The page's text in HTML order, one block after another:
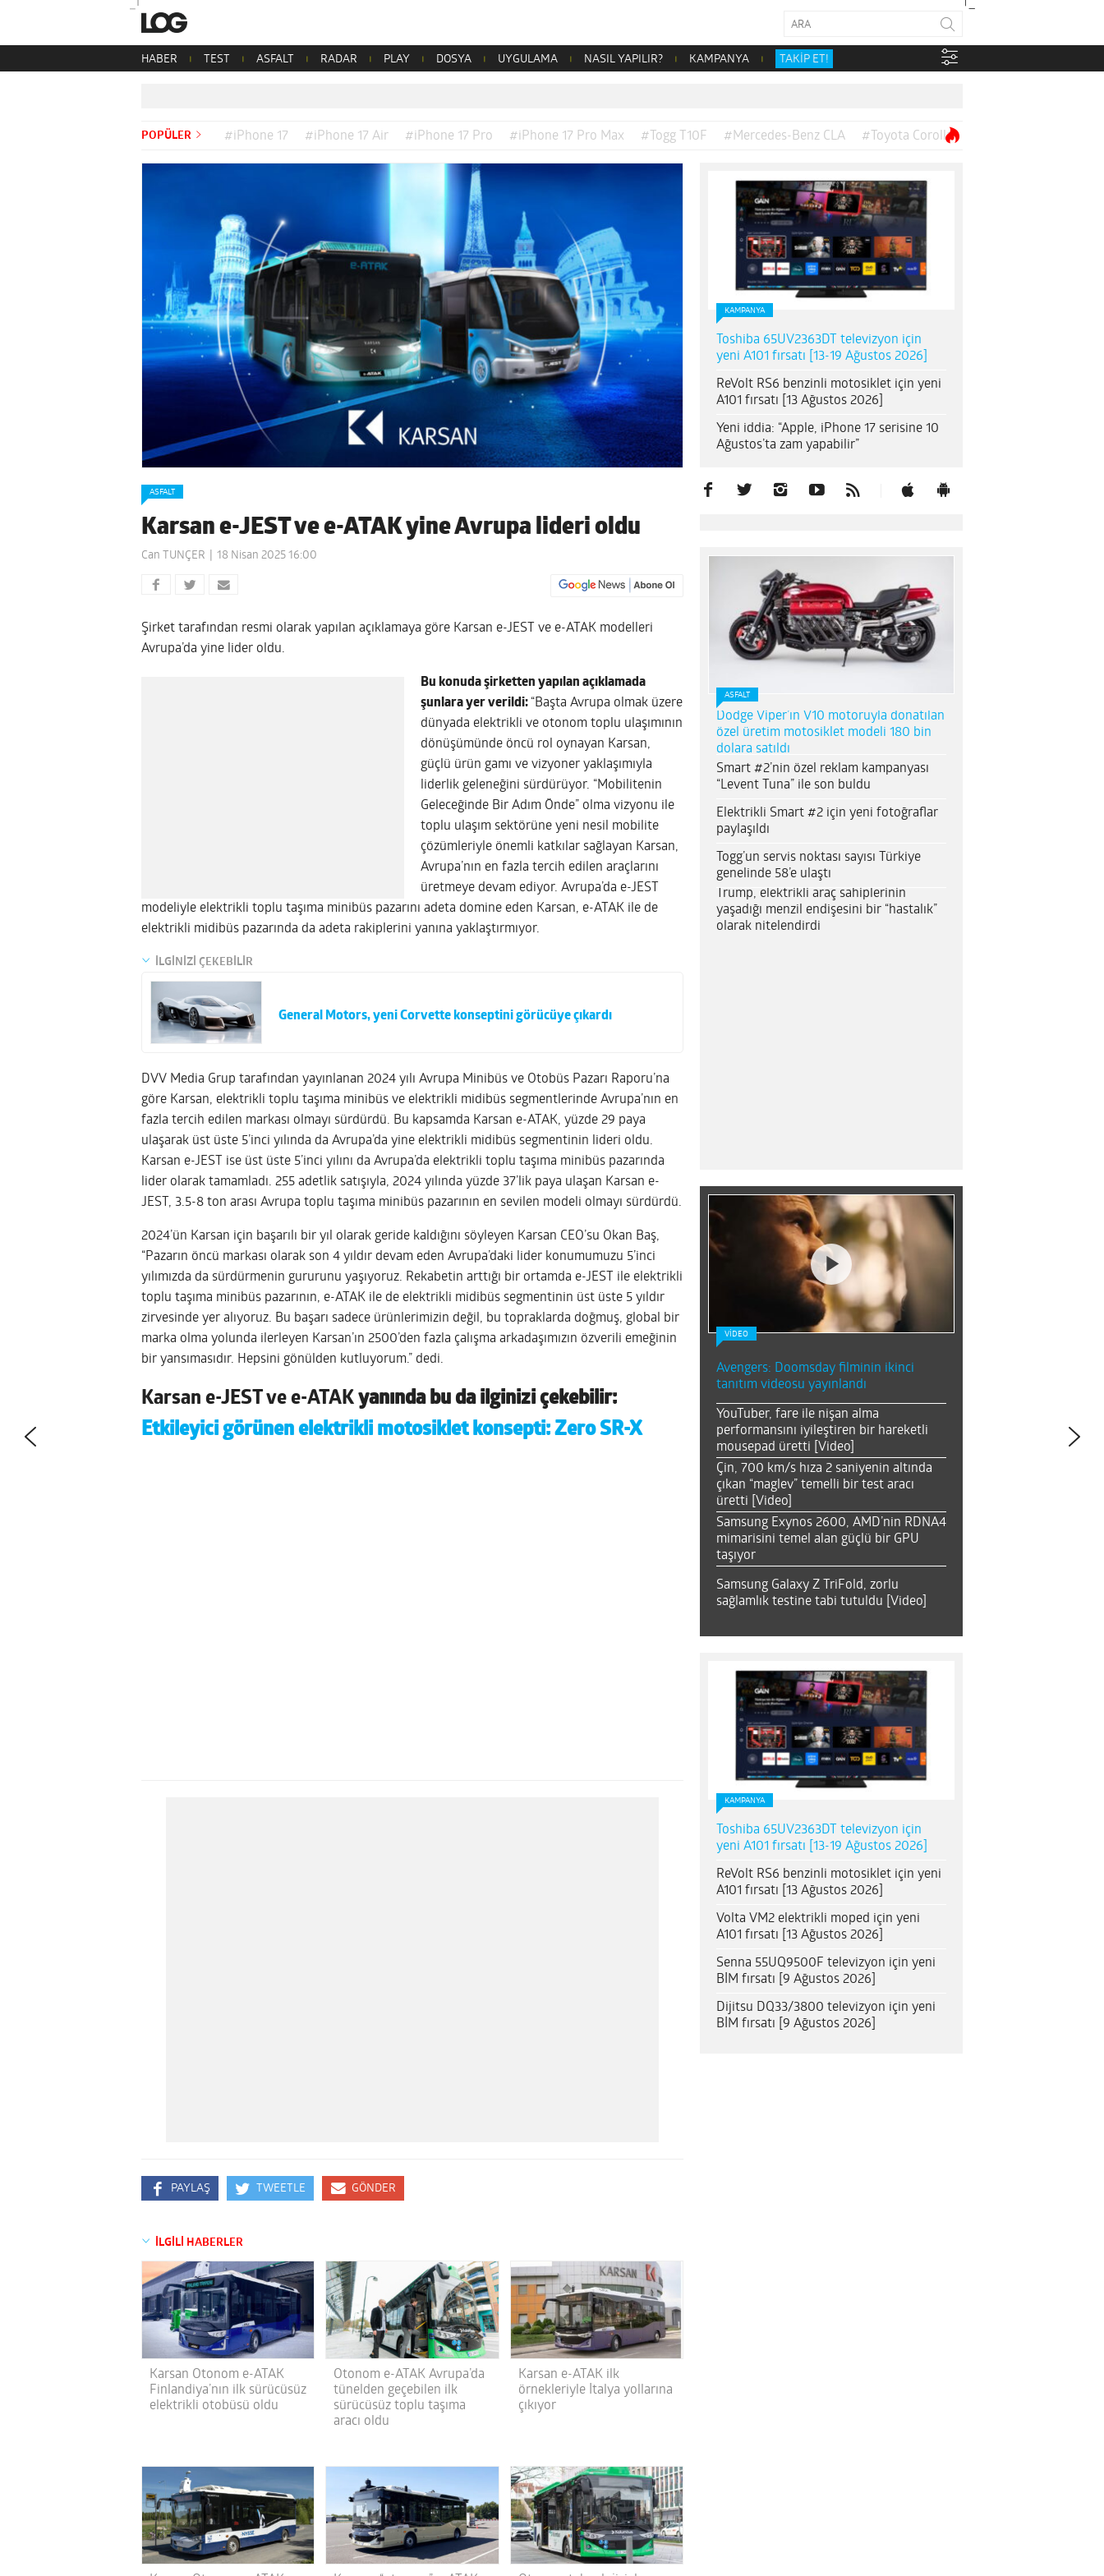
HABER TEST ASFALT RADAR PLAY DOSYA UYGULAMA NASIL YAPILIR? KAMPANYA TAKİP ET!
POPÜLER #iPhone 17 #iPhone 17 Air #iPhone 17 Pro #iPhone 17 Pro Max #Togg T10F #Mercedes-Benz CLA #Toyota Corolla
ASFALT
Karsan e-JEST ve e-ATAK yine Avrupa lideri oldu
Can TUNÇER 18 Nisan 2025 16:00
Şirket tarafından resmi olarak yapılan açıklamaya göre Karsan e-JEST ve e-ATAK modelleri
Avrupa’da yine lider oldu.
Bu konuda şirketten yapılan açıklamada
şunlara yer verildi: “Başta Avrupa olmak üzere
dünyada elektrikli ve otonom toplu ulaşımının
dönüşümünde öncü rol oynayan Karsan,
güçlü ürün gamı ve vizyoner yaklaşımıyla
liderlik geleneğini sürdürüyor. “Mobilitenin
Geleceğinde Bir Adım Önde” olma vizyonu ile
toplu ulaşım sektörüne yeni nesil mobilite
çözümleriyle önemli katkılar sağlayan Karsan,
Avrupa’nın en fazla tercih edilen araçlarını
üretmeye devam ediyor. Avrupa’da e-JEST
modeliyle elektrikli toplu taşıma minibüs pazarını adeta domine eden Karsan, e-ATAK ile de
elektrikli midibüs pazarında da adeta rakiplerini yanına yaklaştırmıyor.
İLGİNİZİ ÇEKEBİLİR
General Motors, yeni Corvette konseptini görücüye çıkardı
DVV Media Grup tarafından yayınlanan 2024 yılı Avrupa Minibüs ve Otobüs Pazarı Raporu’na
göre Karsan, elektrikli toplu taşıma minibüs ve elektrikli midibüs segmentlerinde Avrupa’nın en
fazla tercih edilen markası olmayı sürdürdü. Bu kapsamda Karsan e-ATAK, yüzde 29 paya
ulaşarak üst üste 5’inci yılında da Avrupa’da yine elektrikli midibüs segmentinin lideri oldu.
Karsan e-JEST ise üst üste 5’inci yılını da Avrupa’da elektrikli toplu taşıma minibüs pazarında
lider olarak tamamladı. 255 adetlik satışıyla, 2024 yılında yüzde 37’lik paya ulaşan Karsan e-
JEST, 3.5-8 ton arası Avrupa toplu taşıma minibüs pazarının en sevilen modeli olmayı sürdürdü.
2024’ün Karsan için başarılı bir yıl olarak geride kaldığını söyleyen Karsan CEO’su Okan Baş,
“Pazarın öncü markası olarak son 4 yıldır devam eden Avrupa’daki lider konumumuzu 5’inci
yılımızda da sürdürmenin gururunu yaşıyoruz. Rekabetin arttığı bir ortamda e-JEST ile elektrikli
toplu taşıma minibüs pazarının, e-ATAK ile de elektrikli midibüs segmentinin üst üste 5 yıldır
zirvesinde yer alıyoruz. Bu başarı sadece ürünlerimizin değil, bu topraklarda doğmuş, global bir
marka olma yolunda ilerleyen Karsan’ın 2500’den fazla çalışma arkadaşımızın özverili emeğinin
bir yansımasıdır. Hepsini gönülden kutluyorum.” dedi.
Karsan e-JEST ve e-ATAK yanında bu da ilginizi çekebilir:
Etkileyici görünen elektrikli motosiklet konsepti: Zero SR-X
PAYLAŞ TWEETLE GÖNDER
İLGİLİ HABERLER
Karsan Otonom e-ATAK
Finlandiya’nın ilk sürücüsüz
elektrikli otobüsü oldu
Otonom e-ATAK Avrupa’da
tünelden geçebilen ilk
sürücüsüz toplu taşıma
aracı oldu
Karsan e-ATAK ilk
örnekleriyle İtalya yollarına
çıkıyor
KAMPANYA
Toshiba 65UV2363DT televizyon için
yeni A101 fırsatı [13-19 Ağustos 2026]
ReVolt RS6 benzinli motosiklet için yeni
A101 fırsatı [13 Ağustos 2026]
Yeni iddia: “Apple, iPhone 17 serisine 10
Ağustos’ta zam yapabilir”
ASFALT
Dodge Viper’ın V10 motoruyla donatılan
özel üretim motosiklet modeli 180 bin
dolara satıldı
Smart #2’nin özel reklam kampanyası
“Levent Tuna” ile son buldu
Elektrikli Smart #2 için yeni fotoğraflar
paylaşıldı
Togg’un servis noktası sayısı Türkiye
genelinde 58’e ulaştı
Trump, elektrikli araç sahiplerinin
yaşadığı menzil endişesini bir “hastalık”
olarak nitelendirdi
VİDEO
Avengers: Doomsday filminin ikinci
tanıtım videosu yayınlandı
YouTuber, fare ile nişan alma
performansını iyileştiren bir hareketli
mousepad üretti [Video]
Çin, 700 km/s hıza 2 saniyenin altında
çıkan “maglev” temelli bir test aracı
üretti [Video]
Samsung Exynos 2600, AMD’nin RDNA4
mimarisini temel alan güçlü bir GPU
taşıyor
Samsung Galaxy Z TriFold, zorlu
sağlamlık testine tabi tutuldu [Video]
KAMPANYA
Toshiba 65UV2363DT televizyon için
yeni A101 fırsatı [13-19 Ağustos 2026]
ReVolt RS6 benzinli motosiklet için yeni
A101 fırsatı [13 Ağustos 2026]
Volta VM2 elektrikli moped için yeni
A101 fırsatı [13 Ağustos 2026]
Senna 55UQ9500F televizyon için yeni
BİM fırsatı [9 Ağustos 2026]
Dijitsu DQ33/3800 televizyon için yeni
BİM fırsatı [9 Ağustos 2026]